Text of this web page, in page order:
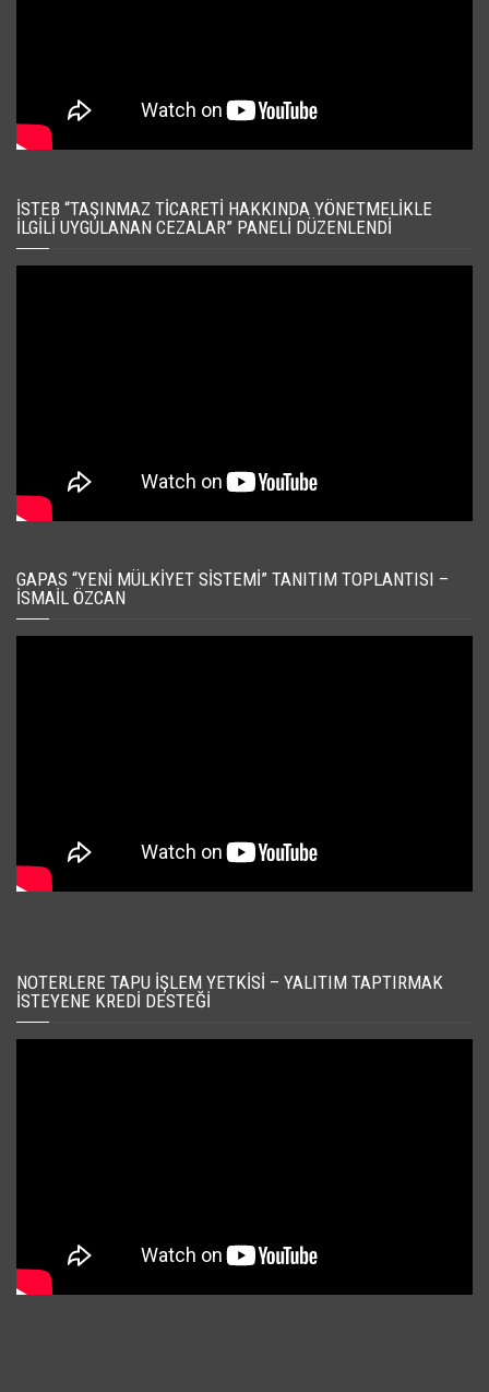
İSTEB “TAŞINMAZ TICARETI HAKKINDA YÖNETMELIKLE
İLGILI UYGULANAN CEZALAR” PANELI DÜZENLENDI
GAPAS “YENI MÜLKIYET SISTEMI” TANITIM TOPLANTISI –
İSMAIL ÖZCAN
NOTERLERE TAPU İŞLEM YETKISI – YALITIM TAPTIRMAK
İSTEYENE KREDI DESTEĞI